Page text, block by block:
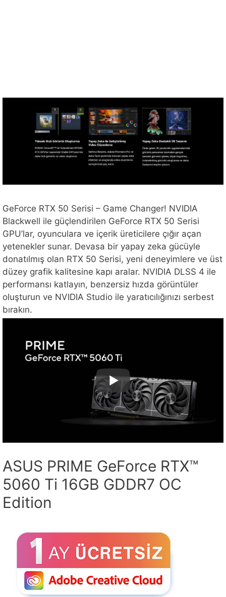
GeForce RTX 50 Serisi – Game Changer! NVIDIA
Blackwell ile güçlendirilen GeForce RTX 50 Serisi
GPU’lar, oyunculara ve içerik üreticilere çığır açan
yetenekler sunar. Devasa bir yapay zeka gücüyle
donatılmış olan RTX 50 Serisi, yeni deneyimlere ve üst
düzey grafik kalitesine kapı aralar. NVIDIA DLSS 4 ile
performansı katlayın, benzersiz hızda görüntüler
oluşturun ve NVIDIA Studio ile yaratıcılığınızı serbest
bırakın.
ASUS PRIME GeForce RTX™
5060 Ti 16GB GDDR7 OC
Edition